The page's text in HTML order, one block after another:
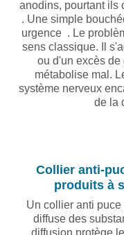
anodins, pourtant ils
. Une simple
urgence . Le
sens classique. Il
ou d'un excès
métabolise mal.
système nerveux
de la
Collier anti-
produits à
Un collier anti puce
diffuse des
diffusion protège